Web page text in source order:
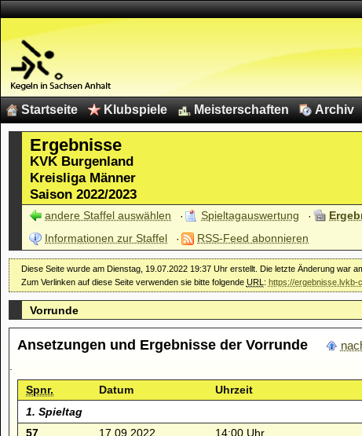
Startseite Klubspiele Meisterschaften Archiv
Ergebnisse
KVK Burgenland
Kreisliga Männer
Saison 2022/2023
andere Staffel auswählen Spieltagauswertung
Informationen zur Staffel
RSS-Feed abonnieren
Diese Seite wurde am Dienstag, 19.07.2022 19:37 Uhr erstellt. Die letzte Änderung war
Zum Verlinken auf diese Seite verwenden sie bitte folgende URL : https://ergebnisse.lvkb-
Vorrunde
Ansetzungen und Ergebnisse der Vorrunde
.
Spnr.
Datum Uhrzeit
1. Spieltag
57
17.09.2022 14:00 Uhr